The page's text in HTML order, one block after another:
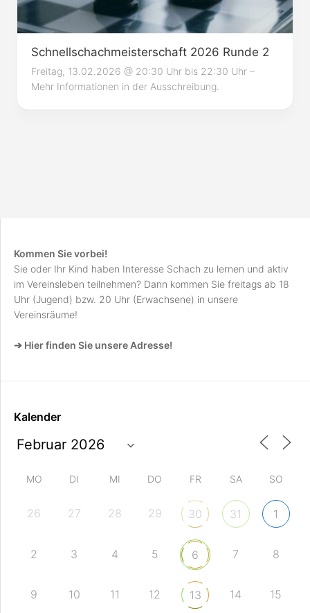
Schnellschachmeisterschaft 2026 Runde 2
Freitag, 13.02.2026 @ 20:30 Uhr bis 22:30 Uhr –
Mehr Informationen in der Ausschreibung.
Kommen Sie vorbei!
Sie oder Ihr Kind haben Interesse Schach zu lernen und aktiv
im Vereinsleben teilnehmen? Dann kommen Sie freitags ab 18
Uhr (Jugend) bzw. 20 Uhr (Erwachsene) in unsere
Vereinsräume!
➔ Hier finden Sie unsere Adresse!
Kalender
MO DI MI DO FR SA SO
26 27 28 29 30 31 1
2 3 4 5 6 7 8
9 10 11 12 13 14 15